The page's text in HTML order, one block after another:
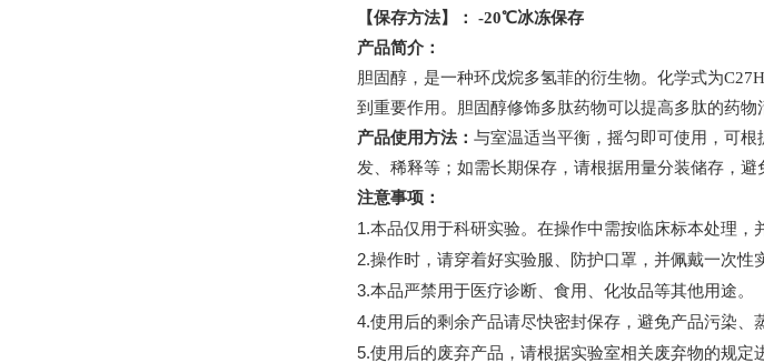
【保存方法】：
-20℃冰冻保存
产品简介：
胆固醇，是一种环戊烷多氢菲的衍生物。化学式为
到重要作用。胆固醇修饰多肽药物可以提高多肽的药物
产品使用方法： 与室温适当平衡，摇匀即可使用，可
发、稀释等；如需长期保存，请根据用量分装储存，避
注意事项：
1.本品仅用于科研实验。在操作中需按临床标本处理，
2.操作时，请穿着好实验服、防护口罩，并佩戴一次性
3.本品严禁用于医疗诊断、食用、化妆品等其他用途。
4.使用后的剩余产品请尽快密封保存，避免产品污染、
5.使用后的废弃产品，请根据实验室相关废弃物的规定